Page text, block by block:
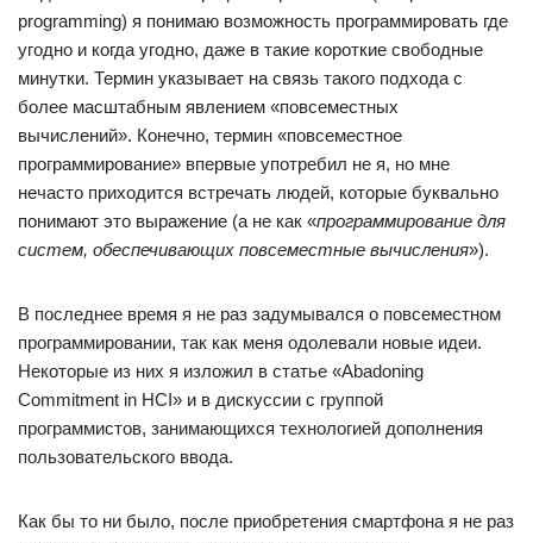
programming) я понимаю возможность программировать где
угодно и когда угодно, даже в такие короткие свободные
минутки. Термин указывает на связь такого подхода с
более масштабным явлением «повсеместных
вычислений». Конечно, термин «повсеместное
программирование» впервые употребил не я, но мне
нечасто приходится встречать людей, которые буквально
понимают это выражение (а не как «программирование для
систем, обеспечивающих повсеместные вычисления»).
В последнее время я не раз задумывался о повсеместном
программировании, так как меня одолевали новые идеи.
Некоторые из них я изложил в статье «Abadoning
Commitment in HCI» и в дискуссии с группой
программистов, занимающихся технологией дополнения
пользовательского ввода.
Как бы то ни было, после приобретения смартфона я не раз